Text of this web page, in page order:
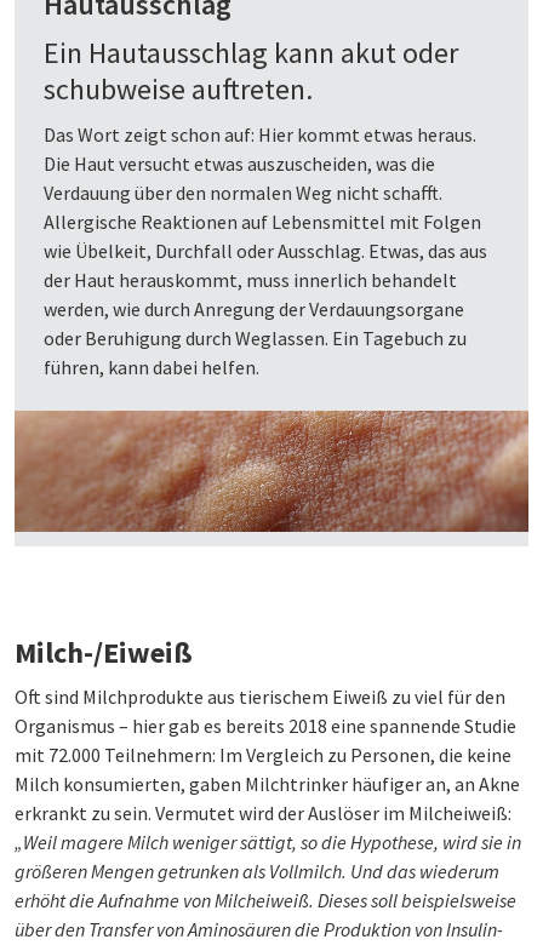
Ein Hautausschlag kann akut oder
schubweise auftreten.
Das Wort zeigt schon auf: Hier kommt etwas heraus.
Die Haut versucht etwas auszuscheiden, was die
Verdauung über den normalen Weg nicht schafft.
Allergische Reaktionen auf Lebensmittel mit Folgen
wie Übelkeit, Durchfall oder Ausschlag. Etwas, das aus
der Haut herauskommt, muss innerlich behandelt
werden, wie durch Anregung der Verdauungsorgane
oder Beruhigung durch Weglassen. Ein Tagebuch zu
führen, kann dabei helfen.
Milch-/Eiweiß
Oft sind Milchprodukte aus tierischem Eiweiß zu viel für den
Organismus – hier gab es bereits 2018 eine spannende Studie
mit 72.000 Teilnehmern: Im Vergleich zu Personen, die keine
Milch konsumierten, gaben Milchtrinker häufiger an, an Akne
erkrankt zu sein. Vermutet wird der Auslöser im Milcheiweiß:
„Weil magere Milch weniger sättigt, so die Hypothese, wird sie in
größeren Mengen getrunken als Vollmilch. Und das wiederum
erhöht die Aufnahme von Milcheiweiß. Dieses soll beispielsweise
über den Transfer von Aminosäuren die Produktion von Insulin-